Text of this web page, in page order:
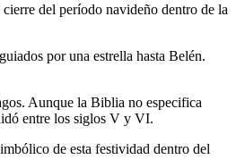
del período navideño dentro de la
por una estrella hasta Belén.
Aunque la Biblia no especifica
entre los siglos V y VI.
de esta festividad dentro del